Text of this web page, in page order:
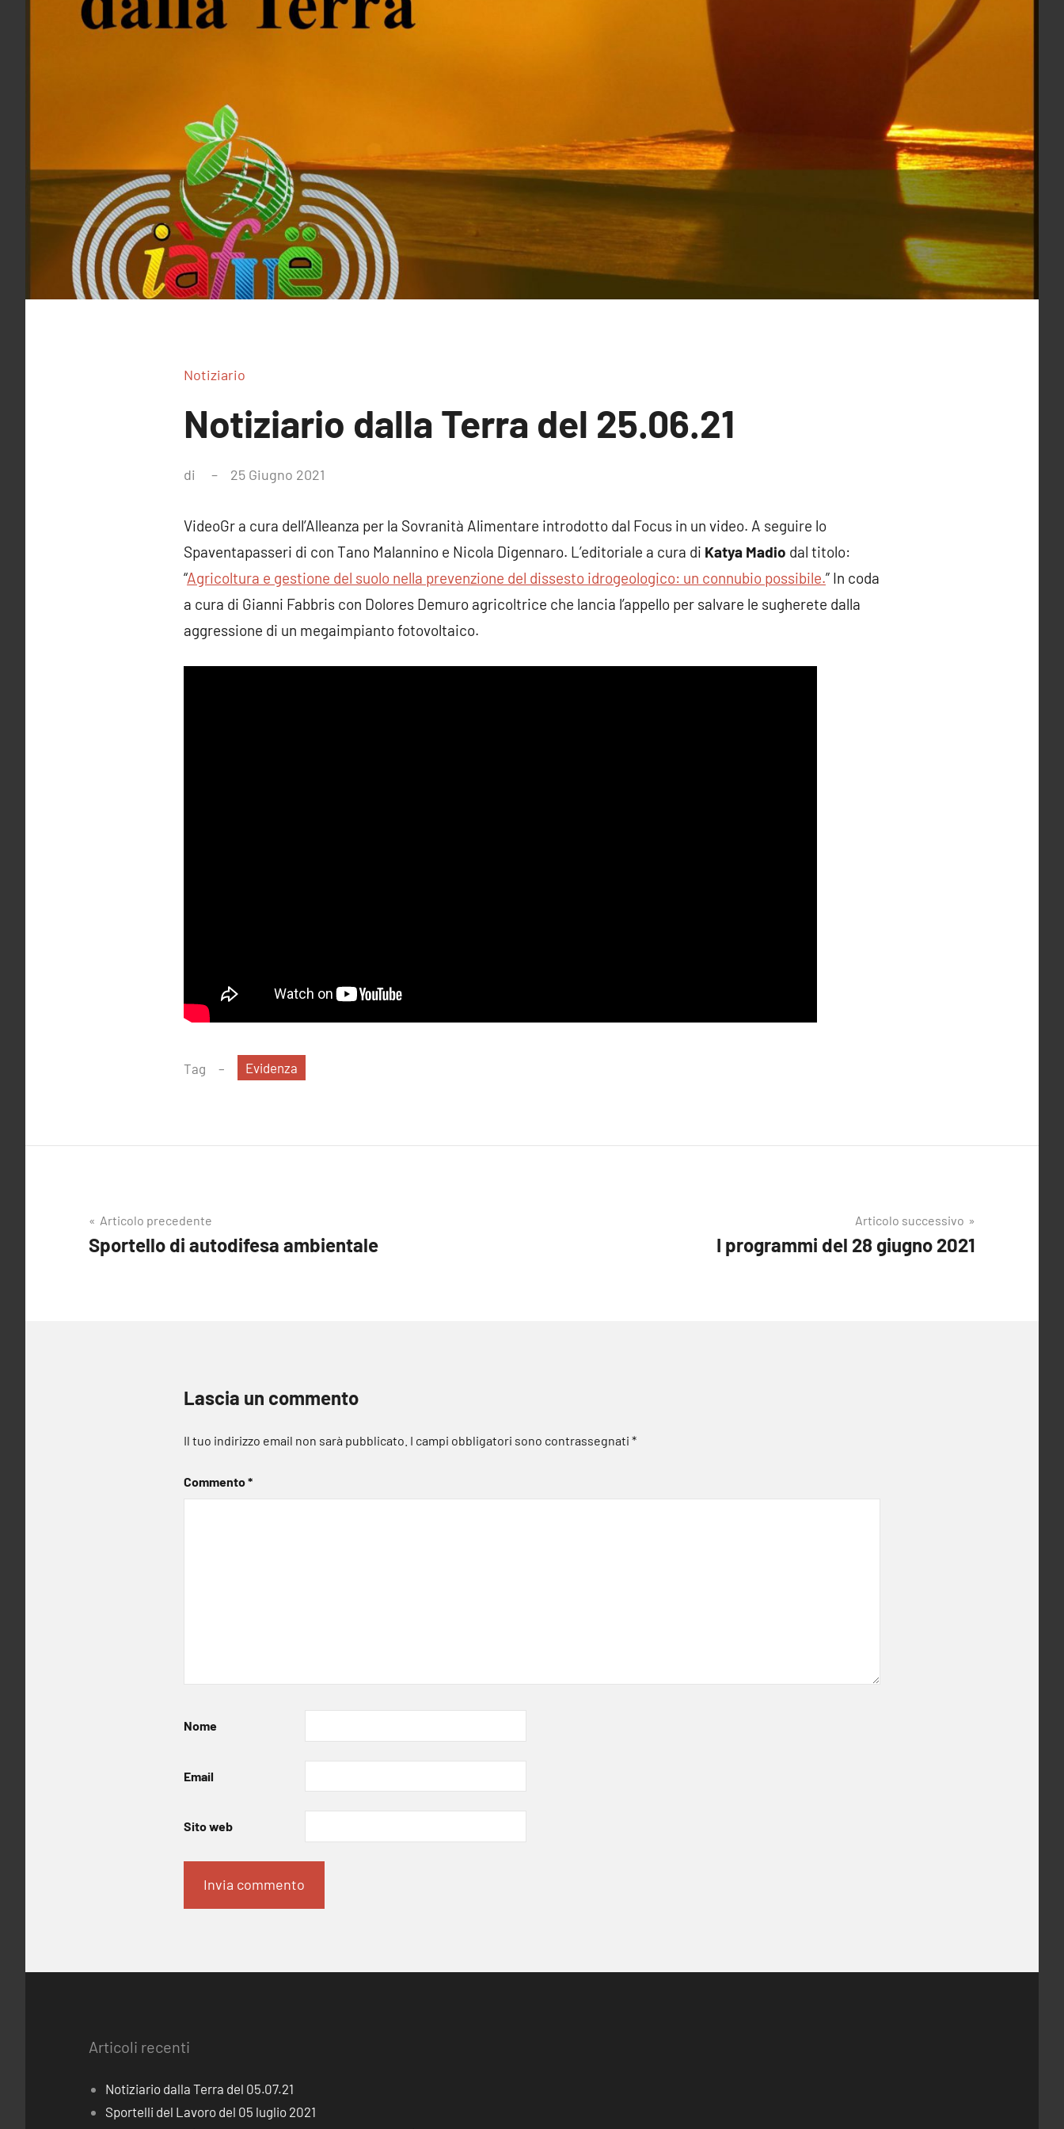
Notiziario
Notiziario dalla Terra del 25.06.21
di 25 Giugno 2021
VideoGr a cura dell’Alleanza per la Sovranità Alimentare introdotto dal Focus in un video. A seguire lo
Spaventapasseri di con Tano Malannino e Nicola Digennaro. L’editoriale a cura di Katya Madio dal titolo:
“Agricoltura e gestione del suolo nella prevenzione del dissesto idrogeologico: un connubio possibile.” In coda
a cura di Gianni Fabbris con Dolores Demuro agricoltrice che lancia l’appello per salvare le sugherete dalla
aggressione di un megaimpianto fotovoltaico.
Tag Evidenza
Navigazione
articoli
Articolo precedente
Sportello di autodifesa ambientale
Articolo successivo
I programmi del 28 giugno 2021
Lascia un commento
Il tuo indirizzo email non sarà pubblicato. I campi obbligatori sono contrassegnati *
Commento*
Nome
Email
Sito web
Articoli recenti
Notiziario dalla Terra del 05.07.21
Sportelli del Lavoro del 05 luglio 2021